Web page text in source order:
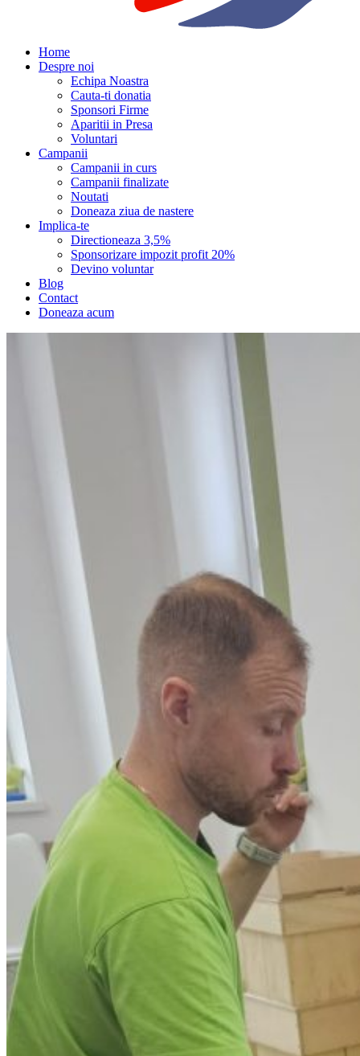
Home
Despre noi
Echipa Noastra
Cauta-ti donatia
Sponsori Firme
Aparitii in Presa
Voluntari
Campanii
Campanii in curs
Campanii finalizate
Noutati
Doneaza ziua de nastere
Implica-te
Directioneaza 3,5%
Sponsorizare impozit profit 20%
Devino voluntar
Blog
Contact
Doneaza acum